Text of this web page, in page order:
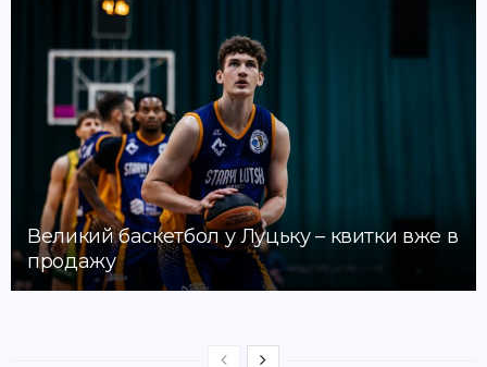
Великий баскетбол у Луцьку – квитки вже в
продажу